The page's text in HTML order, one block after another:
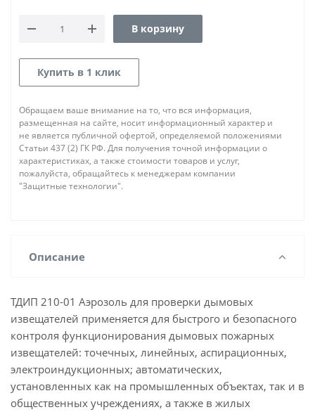
В корзину
Купить в 1 клик
Обращаем ваше внимание на то, что вся информация,
размещенная на сайте, носит информационный характер и
не является публичной офертой, определяемой положениями
Статьи 437 (2) ГК РФ. Для получения точной информации о
характеристиках, а также стоимости товаров и услуг,
пожалуйста, обращайтесь к менеджерам компании
"Защитные технологии".
Описание
ТДИП 210-01 Аэрозоль для проверки дымовых
извещателей применяется для быстрого и безопасного
контроля функционирования дымовых пожарных
извещателей: точечных, линейных, аспирационных,
электроиндукционных; автоматических,
установленных как на промышленных объектах, так и в
общественных учреждениях, а также в жилых